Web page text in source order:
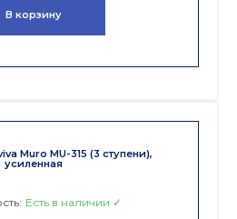
В корзину
Muro MU-315 (3 ступени),
усиленная
Есть в наличии ✓